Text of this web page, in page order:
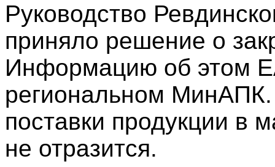
Руководство
приняло решение о
Информацию об этом
региональном
поставки продукции в
не отразится.